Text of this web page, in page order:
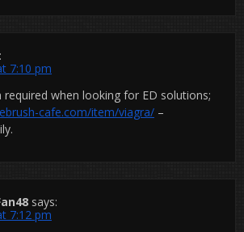
7:10 pm
when looking for ED solutions;
cafe.com/item/viagra/ –
says:
7:12 pm